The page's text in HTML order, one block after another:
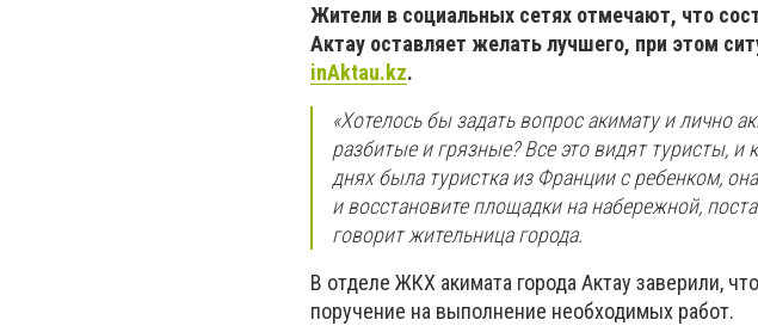
Жители в социальных сетях отмечают, что
Актау оставляет желать лучшего, при этом
inAktau.kz.
«Хотелось бы задать вопрос акимату и лично
разбитые и грязные? Все это видят туристы, и
днях была туристка из Франции с ребенком,
и восстановите площадки на набережной,
говорит жительница города.
В отделе ЖКХ акимата города Актау заверили,
поручение на выполнение необходимых работ.